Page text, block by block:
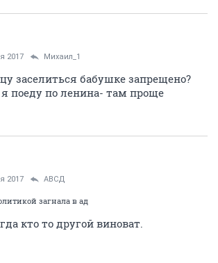
2017 Михаил_1
заселиться бабушке запрещено?
поеду по ленина- там проще
2017 АВСД
загнала в ад
кто то другой виноват.